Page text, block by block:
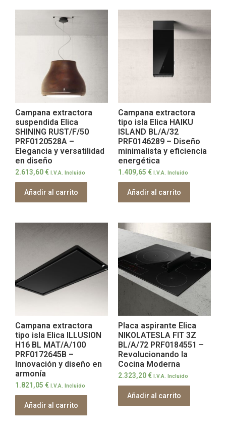
Campana extractora
suspendida Elica
SHINING RUST/F/50
PRF0120528A –
Elegancia y versatilidad
en diseño
2.613,60 € I.V.A. Incluido
Añadir al carrito
Campana extractora
tipo isla Elica HAIKU
ISLAND BL/A/32
PRF0146289 – Diseño
minimalista y eficiencia
energética
1.409,65 € I.V.A. Incluido
Añadir al carrito
Campana extractora
tipo isla Elica ILLUSION
H16 BL MAT/A/100
PRF0172645B –
Innovación y diseño en
armonía
1.821,05 € I.V.A. Incluido
Añadir al carrito
Placa aspirante Elica
NIKOLATESLA FIT 3Z
BL/A/72 PRF0184551 –
Revolucionando la
Cocina Moderna
2.323,20 € I.V.A. Incluido
Añadir al carrito